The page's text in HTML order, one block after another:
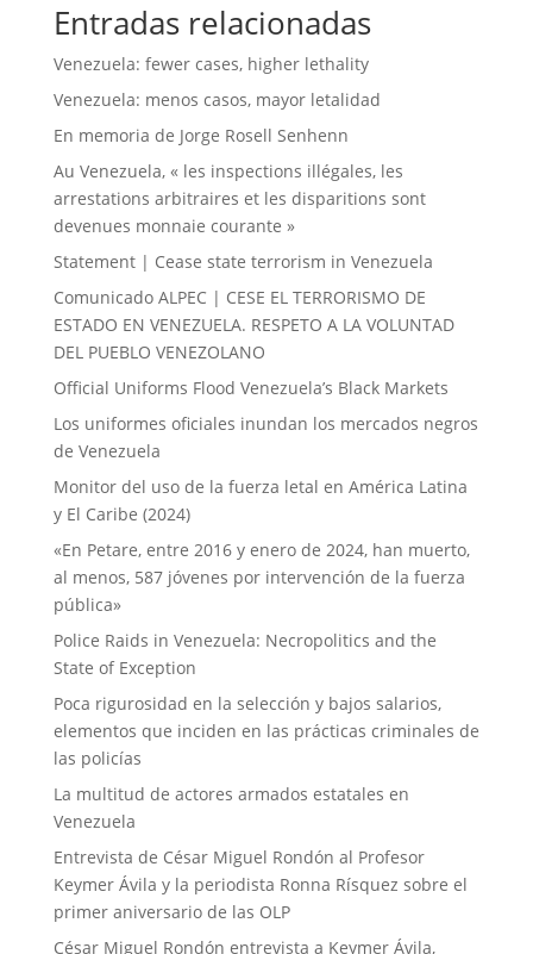
Entradas relacionadas
Venezuela: fewer cases, higher lethality
Venezuela: menos casos, mayor letalidad
En memoria de Jorge Rosell Senhenn
Au Venezuela, « les inspections illégales, les
arrestations arbitraires et les disparitions sont
devenues monnaie courante »
Statement | Cease state terrorism in Venezuela
Comunicado ALPEC | CESE EL TERRORISMO DE
ESTADO EN VENEZUELA. RESPETO A LA VOLUNTAD
DEL PUEBLO VENEZOLANO
Official Uniforms Flood Venezuela’s Black Markets
Los uniformes oficiales inundan los mercados negros
de Venezuela
Monitor del uso de la fuerza letal en América Latina
y El Caribe (2024)
«En Petare, entre 2016 y enero de 2024, han muerto,
al menos, 587 jóvenes por intervención de la fuerza
pública»
Police Raids in Venezuela: Necropolitics and the
State of Exception
Poca rigurosidad en la selección y bajos salarios,
elementos que inciden en las prácticas criminales de
las policías
La multitud de actores armados estatales en
Venezuela
Entrevista de César Miguel Rondón al Profesor
Keymer Ávila y la periodista Ronna Rísquez sobre el
primer aniversario de las OLP
César Miguel Rondón entrevista a Keymer Ávila,